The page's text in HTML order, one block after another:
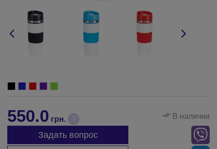
550.0 грн. ? В наличии
Задать вопрос